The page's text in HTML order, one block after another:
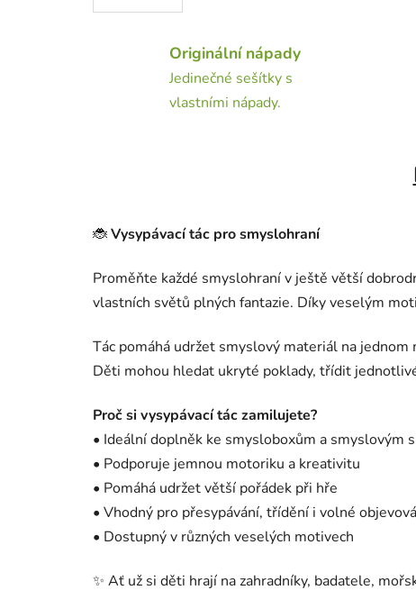
Originální nápady
Jedinečné sešítky s
vlastními nápady.
🐞Vysypávací tác pro smyslohraní
Proměňte každé smyslohraní v ještě větší
vlastních světů plných fantazie. Díky veselým
Tác pomáhá udržet smyslový materiál na
Děti mohou hledat ukryté poklady, třídit
Proč si vysypávací tác zamilujete?
• Ideální doplněk ke smysloboxům a smyslovým
• Podporuje jemnou motoriku a kreativitu
• Pomáhá udržet větší pořádek při hře
• Vhodný pro přesypávání, třídění i volné
• Dostupný v různých veselých motivech
✨ Ať už si děti hrají na zahradníky, badatele,